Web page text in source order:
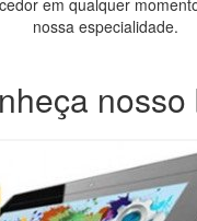
em qualquer
nossa especialidade.
nosso